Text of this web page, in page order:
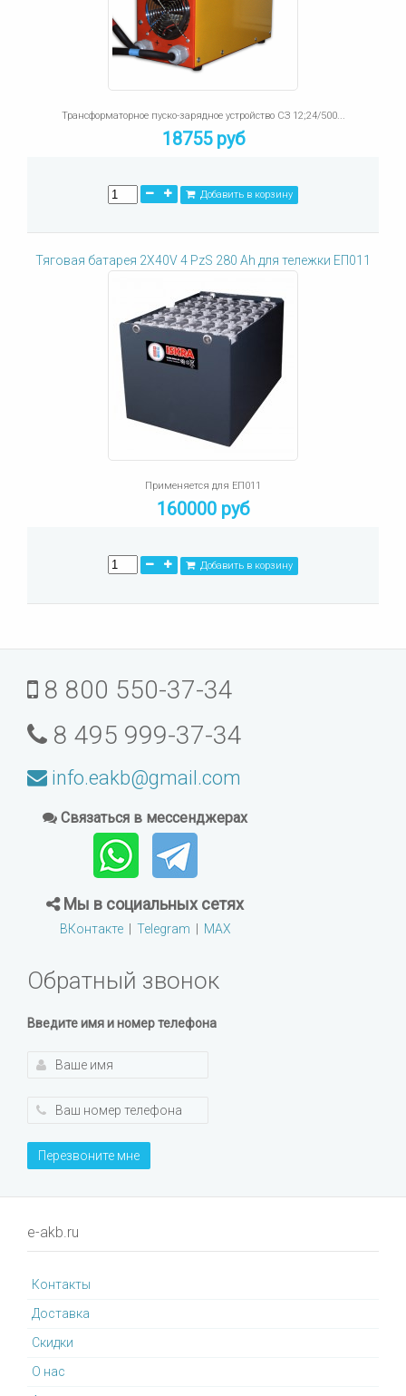
Трансформаторное пуско-зарядное устройство СЗ 12;24/500...
18755 руб
Добавить в корзину
Тяговая батарея 2X40V 4 PzS 280 Ah для тележки ЕП011
Применяется для ЕП011
160000 руб
Добавить в корзину
8 800 550-37-34
8 495 999-37-34
info.eakb@gmail.com
Связаться в мессенджерах
Мы в социальных сетях
ВКонтакте| Telegram | MAX
Обратный звонок
Введите имя и номер телефона
Перезвоните мне
e-akb.ru
Контакты
Доставка
Cкидки
О нас